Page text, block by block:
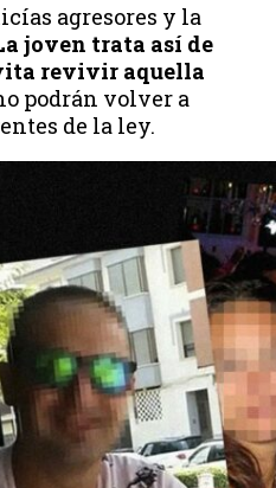
agresores y la
joven trata así de
revivir aquella
podrán volver a
de la ley.